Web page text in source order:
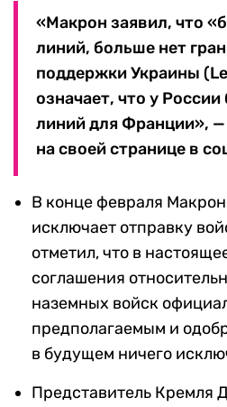
«Макрон заявил, что
линий, больше нет
поддержки Украины
означает, что у
линий для Франции»,
на своей странице в
В конце февраля Макрон
исключает отправку
отметил, что в
соглашения
наземных войск
предполагаемым и
в будущем ничего
Представитель Кремля